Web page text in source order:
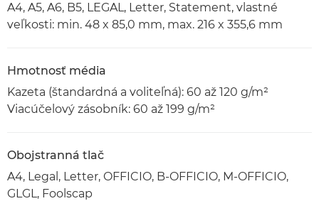
A4, A5, A6, B5, LEGAL, Letter, Statement, vlastné
veľkosti: min. 48 x 85,0 mm, max. 216 x 355,6 mm
Hmotnosť média
Kazeta (štandardná a voliteľná): 60 až 120 g/m²
Viacúčelový zásobník: 60 až 199 g/m²
Obojstranná tlač
A4, Legal, Letter, OFFICIO, B-OFFICIO, M-OFFICIO,
GLGL, Foolscap